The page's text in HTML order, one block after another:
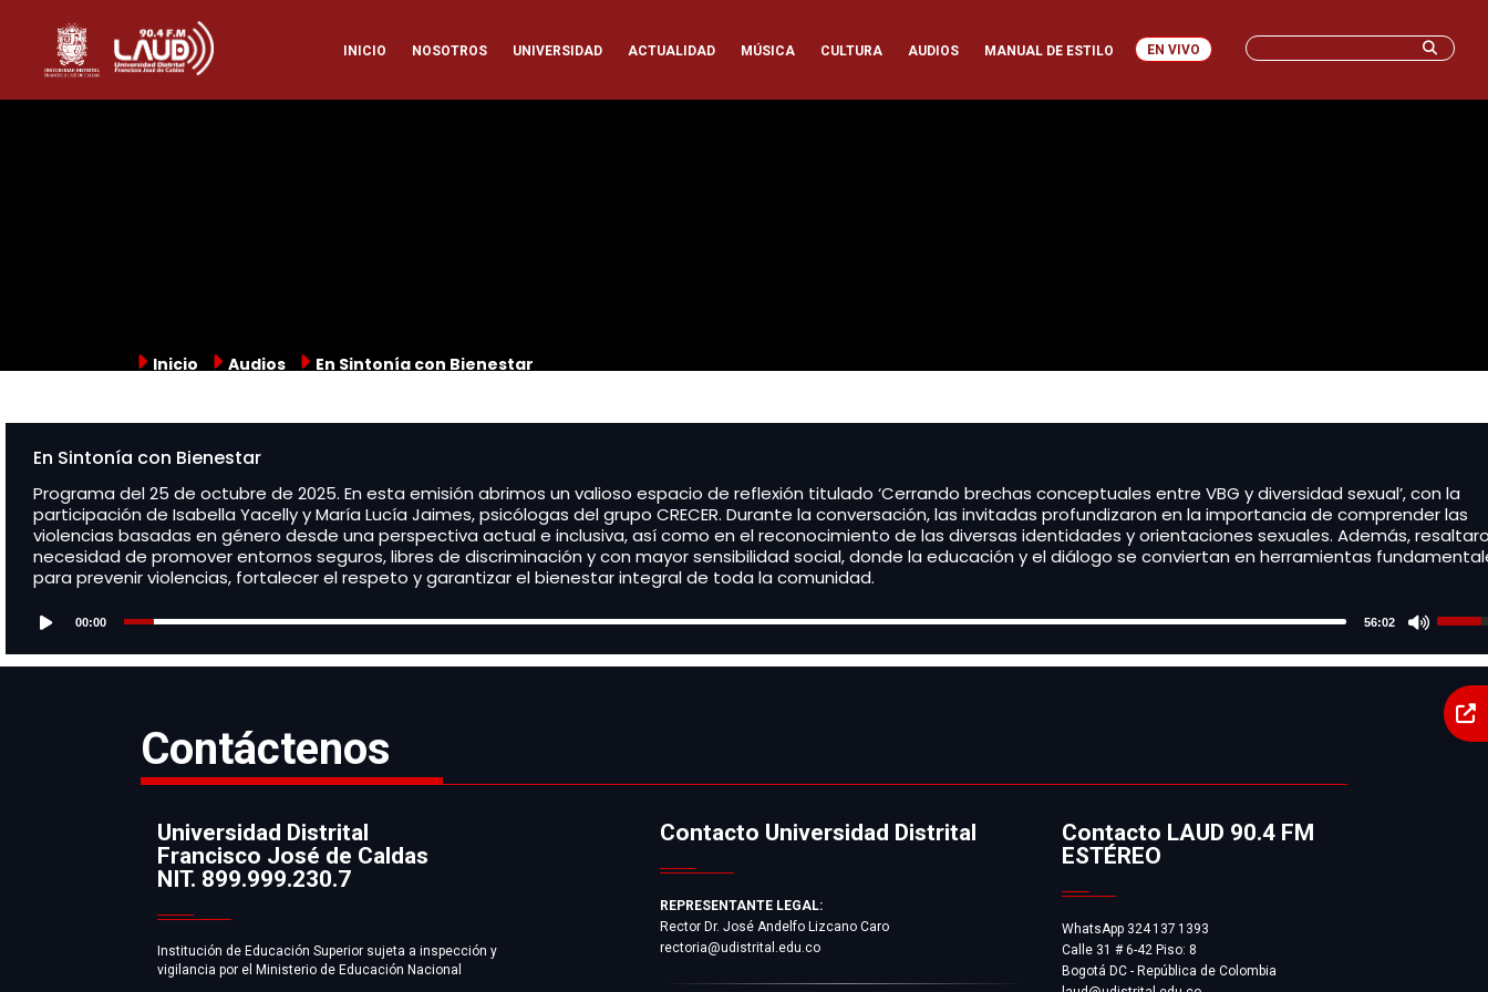
contenido
principal
Navegación
principal
INICIO NOSOTROS UNIVERSIDAD ACTUALIDAD MÚSICA CULTURA AUDIOS MANUAL DE ESTILO EN VIVO
Inicio Audios En Sintonía con Bienestar
En Sintonía con Bienestar
Programa del 25 de octubre de 2025. En esta emisión abrimos un valioso espacio de reflexión titulado ‘Cerrando brechas conceptuales entre VBG y diversidad sexual’, con la
participación de Isabella Yacelly y María Lucía Jaimes, psicólogas del grupo CRECER. Durante la conversación, las invitadas profundizaron en la importancia de comprender las
violencias basadas en género desde una perspectiva actual e inclusiva, así como en el reconocimiento de las diversas identidades y orientaciones sexuales. Además,
necesidad de promover entornos seguros, libres de discriminación y con mayor sensibilidad social, donde la educación y el diálogo se conviertan en herramientas
para prevenir violencias, fortalecer el respeto y garantizar el bienestar integral de toda la comunidad.
Audio
Player00:00 56:02
Up/
to
or
Contáctenos
Información
Universidad Distrital
Francisco José de Caldas
NIT. 899.999.230.7
Institución de Educación Superior sujeta a inspección y
vigilancia por el Ministerio de Educación Nacional
Contacto Universidad Distrital
REPRESENTANTE LEGAL:
Rector Dr. José Andelfo Lizcano Caro
rectoria@udistrital.edu.co
Contacto LAUD 90.4 FM
ESTÉREO
WhatsApp 324 137 1393
Calle 31 # 6-42 Piso: 8
Bogotá DC - República de Colombia